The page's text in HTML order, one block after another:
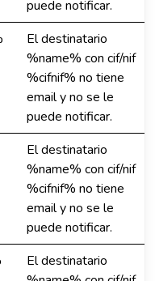
puede notificar.
El destinatario
%name% con cif/nif
%cifnif% no tiene
email y no se le
puede notificar.
El destinatario
%name% con cif/nif
%cifnif% no tiene
email y no se le
puede notificar.
El destinatario